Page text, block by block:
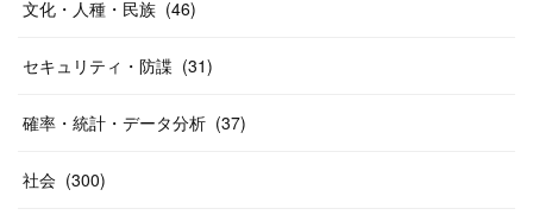
文化・人種・民族 (46)
セキュリティ・防諜 (31)
確率・統計・データ分析 (37)
社会 (300)